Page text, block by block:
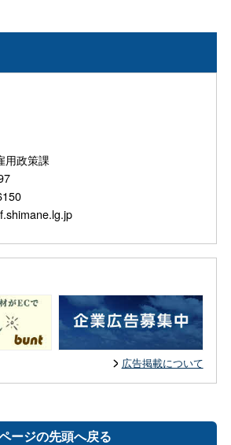
用政策課
広告掲載について
ージの先頭へ戻る